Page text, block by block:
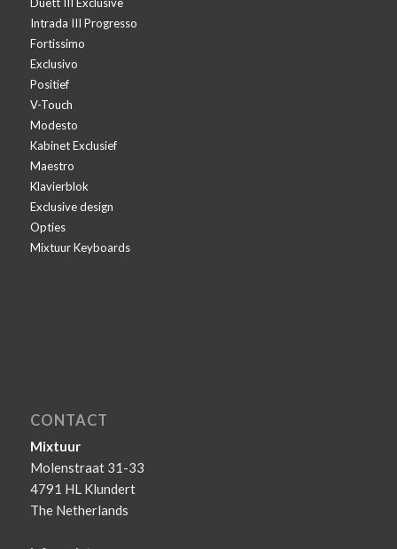
Duett III Exclusive
Intrada III Progresso
Fortissimo
Exclusivo
Positief
V-Touch
Modesto
Kabinet Exclusief
Maestro
Klavierblok
Exclusive design
Opties
Mixtuur Keyboards
CONTACT
Mixtuur
Molenstraat 31-33
4791 HL Klundert
The Netherlands